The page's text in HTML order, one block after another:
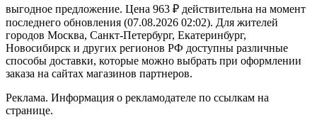
выгодное предложение. Цена 963 ₽ действительна на момент
последнего обновления (07.08.2026 02:02). Для жителей
городов Москва, Санкт-Петербург, Екатеринбург,
Новосибирск и других регионов РФ доступны различные
способы доставки, которые можно выбрать при оформлении
заказа на сайтах магазинов партнеров.
Реклама. Информация о рекламодателе по ссылкам на
странице.